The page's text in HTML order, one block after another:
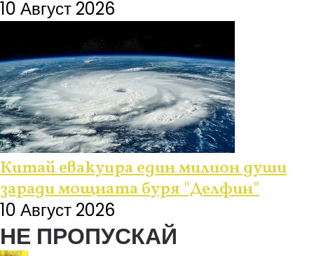
10 Август 2026
Китай евакуира един милион души
заради мощната буря "Делфин"
10 Август 2026
НЕ ПРОПУСКАЙ